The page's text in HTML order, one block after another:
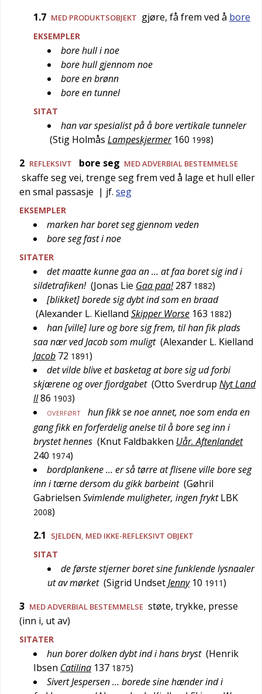
1.7 MED PRODUKTSOBJEKT gjøre, få frem ved å bore
EKSEMPLER
bore hull i noe
bore hull gjennom noe
bore en brønn
bore en tunnel
SITAT
han var spesialist på å bore vertikale tunneler
(Stig Holmås Lampeskjermer 160 1998)
2 REFLEKSIVT bore seg MED ADVERBIAL BESTEMMELSE
skaffe seg vei, trenge seg frem ved å lage et hull eller
en smal passasje | jf. seg
EKSEMPLER
marken har boret seg gjennom veden
bore seg fast i noe
SITATER
det maatte kunne gaa an … at faa boret sig ind i
sildetrafiken! (Jonas Lie Gaa paa! 287 1882)
[blikket] borede sig dybt ind som en braad
(Alexander L. Kielland Skipper Worse 163 1882)
han [ville] lure og bore sig frem, til han fik plads
saa nær ved Jacob som muligt (Alexander L. Kielland
Jacob 72 1891)
det vilde blive et basketag at bore sig ud forbi
skjærene og over fjordgabet (Otto Sverdrup Nyt Land
II86 1903)
OVERFØRT
hun fikk se noe annet, noe som enda en
gang fikk en forferdelig anelse til å bore seg inn i
brystet hennes (Knut Faldbakken Uår. Aftenlandet
240 1974)
bordplankene … er så tørre at flisene ville bore seg
inn i tærne dersom du gikk barbeint (Gøhril
Gabrielsen Svimlende muligheter, ingen frykt LBK
2008)
2.1
SJELDEN, MED IKKE-REFLEKSIVT OBJEKT
SITAT
de første stjerner boret sine funklende lysnaaler
ut av mørket (Sigrid UndsetJenny 10 1911)
3 MED ADVERBIAL BESTEMMELSE støte, trykke, presse
(inn i, ut av)
SITATER
hun borer dolken dybt ind i hans bryst (Henrik
Ibsen Catilina 137 1875)
Sivert Jespersen … borede sine hænder ind i